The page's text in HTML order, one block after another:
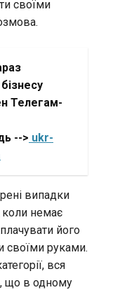
своїми
Телегам-
--> ukr-
випадки
коли немає
його
своїми руками.
вся
що в одному